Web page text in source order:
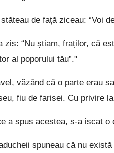
de față ziceau: “Voi
zis: “Nu știam, fraților, că
al poporului tău”."
văzând că o parte erau
fiu de farisei. Cu privire
a spus acestea, s-a iscat
spuneau că nu